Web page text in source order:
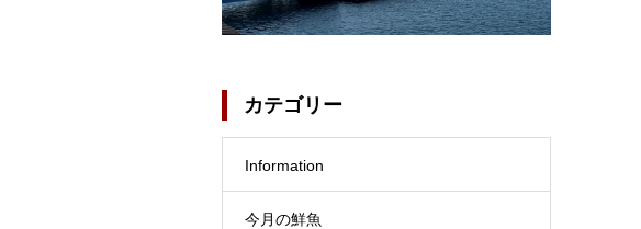
カテゴリー
Information
今月の鮮魚